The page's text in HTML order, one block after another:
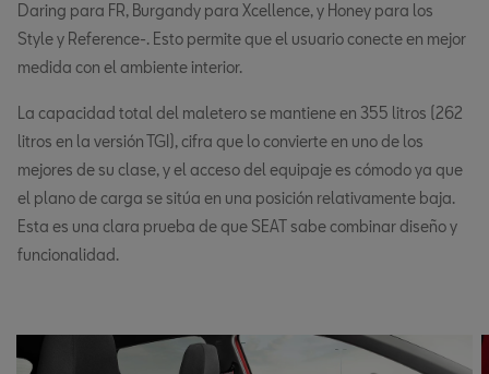
Daring para FR, Burgandy para Xcellence, y Honey para los
Style y Reference-. Esto permite que el usuario conecte en mejor
medida con el ambiente interior.
La capacidad total del maletero se mantiene en 355 litros (262
litros en la versión TGI), cifra que lo convierte en uno de los
mejores de su clase, y el acceso del equipaje es cómodo ya que
el plano de carga se sitúa en una posición relativamente baja.
Esta es una clara prueba de que SEAT sabe combinar diseño y
funcionalidad.